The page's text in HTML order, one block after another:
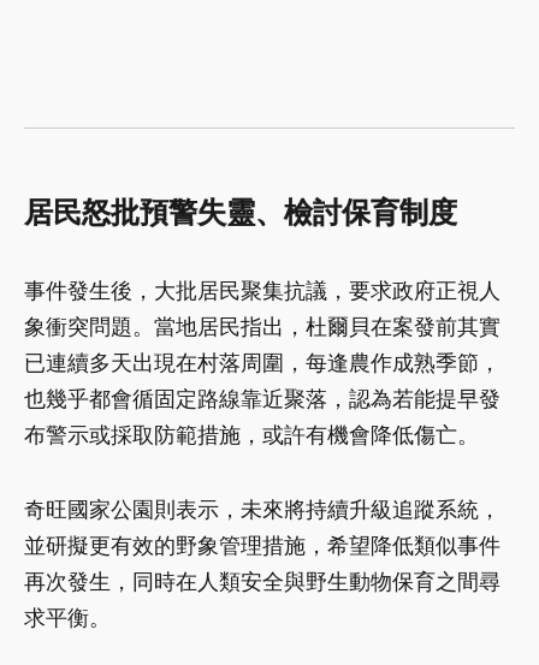
居民怒批預警失靈、檢討保育制度
事件發生後，大批居民聚集抗議，要求政府正視人
象衝突問題。當地居民指出，杜爾貝在案發前其實
已連續多天出現在村落周圍，每逢農作成熟季節，
也幾乎都會循固定路線靠近聚落，認為若能提早發
布警示或採取防範措施，或許有機會降低傷亡。
奇旺國家公園則表示，未來將持續升級追蹤系統，
並研擬更有效的野象管理措施，希望降低類似事件
再次發生，同時在人類安全與野生動物保育之間尋
求平衡。